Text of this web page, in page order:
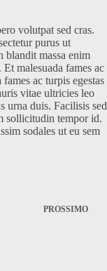
volutpat sed cras.
purus ut
blandit massa enim
malesuada fames ac
ac turpis egestas
vitae ultricies leo
urna duis. Facilisis sed
sollicitudin tempor id.
sodales ut eu sem
PROSSIMO